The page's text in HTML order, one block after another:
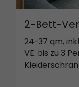
2-Bett-
24-37 qm,
VE: bis zu 3